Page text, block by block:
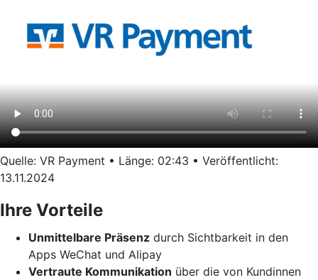
Quelle: VR Payment • Länge: 02:43 • Veröffentlicht:
13.11.2024
Ihre Vorteile
Unmittelbare Präsenz durch Sichtbarkeit in den
Apps WeChat und Alipay
Vertraute Kommunikation über die von Kundinnen